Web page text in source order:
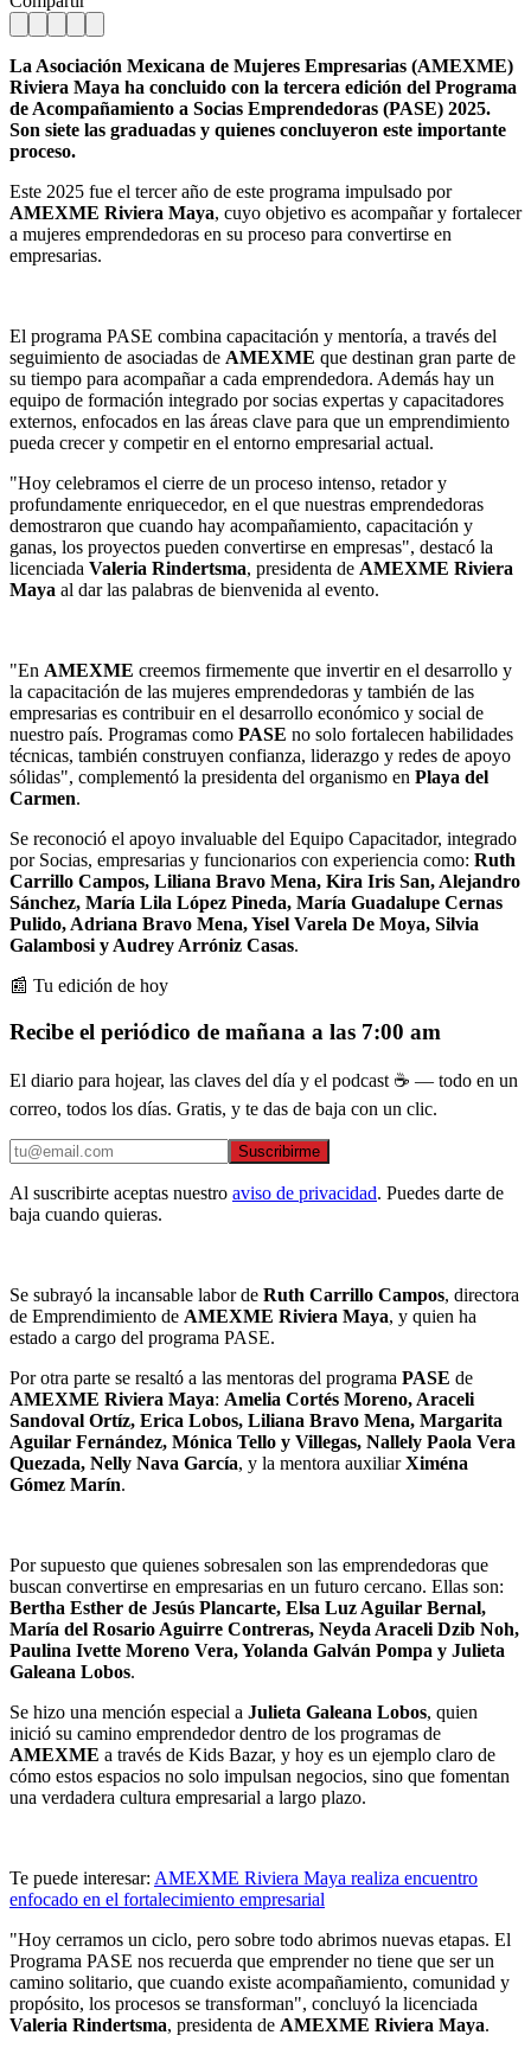
La Asociación Mexicana de Mujeres Empresarias (AMEXME)
Riviera Maya ha concluido con la tercera edición del Programa
de Acompañamiento a Socias Emprendedoras (PASE) 2025.
Son siete las graduadas y quienes concluyeron este importante
proceso.
Este 2025 fue el tercer año de este programa impulsado por
AMEXME Riviera Maya, cuyo objetivo es acompañar y fortalecer
a mujeres emprendedoras en su proceso para convertirse en
empresarias.
El programa PASE combina capacitación y mentoría, a través del
seguimiento de asociadas de AMEXME que destinan gran parte de
su tiempo para acompañar a cada emprendedora. Además hay un
equipo de formación integrado por socias expertas y capacitadores
externos, enfocados en las áreas clave para que un emprendimiento
pueda crecer y competir en el entorno empresarial actual.
"Hoy celebramos el cierre de un proceso intenso, retador y
profundamente enriquecedor, en el que nuestras emprendedoras
demostraron que cuando hay acompañamiento, capacitación y
ganas, los proyectos pueden convertirse en empresas", destacó la
licenciada Valeria Rindertsma, presidenta de AMEXME Riviera
Maya al dar las palabras de bienvenida al evento.
"En AMEXME creemos firmemente que invertir en el desarrollo y
la capacitación de las mujeres emprendedoras y también de las
empresarias es contribuir en el desarrollo económico y social de
nuestro país. Programas como PASE no solo fortalecen habilidades
técnicas, también construyen confianza, liderazgo y redes de apoyo
sólidas", complementó la presidenta del organismo en Playa del
Carmen.
Se reconoció el apoyo invaluable del Equipo Capacitador, integrado
por Socias, empresarias y funcionarios con experiencia como: Ruth
Carrillo Campos, Liliana Bravo Mena, Kira Iris San, Alejandro
Sánchez, María Lila López Pineda, María Guadalupe Cernas
Pulido, Adriana Bravo Mena, Yisel Varela De Moya, Silvia
Galambosi y Audrey Arróniz Casas.
📰 Tu edición de hoy
Recibe el periódico de mañana a las 7:00 am
El diario para hojear, las claves del día y el podcast ☕ — todo en un
correo, todos los días. Gratis, y te das de baja con un clic.
Suscribirme
Al suscribirte aceptas nuestro aviso de privacidad. Puedes darte de
baja cuando quieras.
Se subrayó la incansable labor de Ruth Carrillo Campos, directora
de Emprendimiento de AMEXME Riviera Maya, y quien ha
estado a cargo del programa PASE.
Por otra parte se resaltó a las mentoras del programa PASE de
AMEXME Riviera Maya: Amelia Cortés Moreno, Araceli
Sandoval Ortíz, Erica Lobos, Liliana Bravo Mena, Margarita
Aguilar Fernández, Mónica Tello y Villegas, Nallely Paola Vera
Quezada, Nelly Nava García, y la mentora auxiliarXiména
Gómez Marín.
Por supuesto que quienes sobresalen son las emprendedoras que
buscan convertirse en empresarias en un futuro cercano. Ellas son:
Bertha Esther de Jesús Plancarte, Elsa Luz Aguilar Bernal,
María del Rosario Aguirre Contreras, Neyda Araceli Dzib Noh,
Paulina Ivette Moreno Vera, Yolanda Galván Pompa y Julieta
Galeana Lobos.
Se hizo una mención especial a Julieta Galeana Lobos, quien
inició su camino emprendedor dentro de los programas de
AMEXME a través de Kids Bazar, y hoy es un ejemplo claro de
cómo estos espacios no solo impulsan negocios, sino que fomentan
una verdadera cultura empresarial a largo plazo.
Te puede interesar: AMEXME Riviera Maya realiza encuentro
enfocado en el fortalecimiento empresarial
"Hoy cerramos un ciclo, pero sobre todo abrimos nuevas etapas. El
Programa PASE nos recuerda que emprender no tiene que ser un
camino solitario, que cuando existe acompañamiento, comunidad y
propósito, los procesos se transforman", concluyó la licenciada
Valeria Rindertsma, presidenta de AMEXME Riviera Maya.